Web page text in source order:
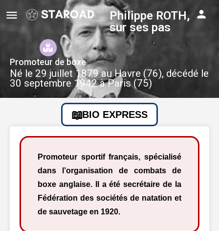
Philippe ROTH,
sur ses pas
Promoteur de boxe
Né le 29 juillet 1879 au Havre (76), décédé le
30 septembre 1942 à Paris (75)
BIO EXPRESS
Promoteur sportif français, spécialisé
dans l’organisation de combats de
boxe anglaise. Il a été secrétaire de la
Fédération des sociétés de natation et
de sauvetage en 1920.